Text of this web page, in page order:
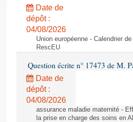
Budget et sécurité sociale
Questions écrites et orales
Comptes rendus des débats
Date de
dépôt :
04/08/2026
Union européenne - Calendrier
RescEU
Question écrite n° 17473 de M.
Date de
dépôt :
04/08/2026
assurance maladie maternité -
la prise en charge des soins en